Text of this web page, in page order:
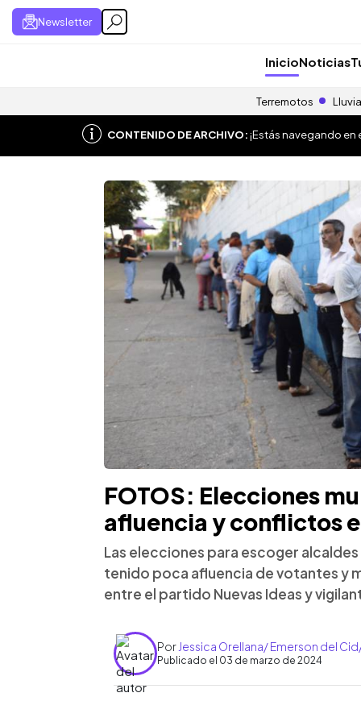
Newsletter
InicioNoticias
Terremotos
CONTENIDO DE ARCHIVO:¡Estás navegando en
FOTOS: Elecciones
afluencia y conflictos
Las elecciones para escoger
tenido poca afluencia de votantes y
entre el partido Nuevas Ideas y
Por Jessica Orellana/ Emerson del
Publicado el 03 de marzo de 2024